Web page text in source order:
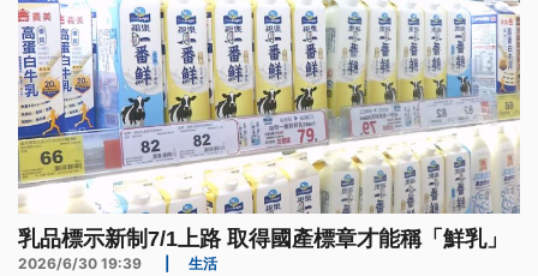
乳品標示新制7/1上路 取得國產標章才能稱「鮮乳」
2026/6/30 19:39 生活